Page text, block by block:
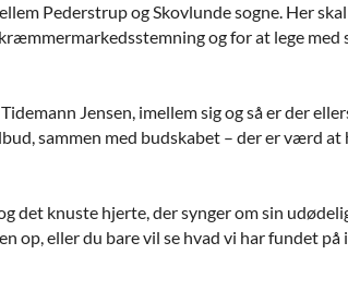
Pederstrup og Skovlunde sogne. Her
og for at lege
Jensen, imellem sig og så er der
sammen med budskabet – der er værd at
det knuste hjerte, der synger om sin
op, eller du bare vil se hvad vi har fundet